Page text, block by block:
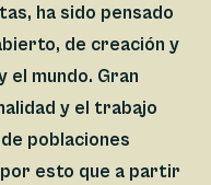
ha sido pensado
de creación y
mundo. Gran
y el trabajo
poblaciones
esto que a partir